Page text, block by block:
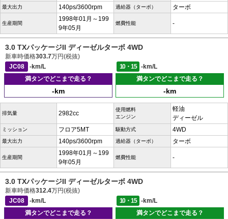
最大出力 140ps/3600rpm 過給器（ターボ） ターボ
生産期間
1998年01月～199
9年05月
燃費性能 -
3.0 TXパッケージII ディーゼルターボ 4WD
新車時価格303.7万円(税抜)
JC08
-km/L 10・15
-km/L
満タンでどこまで走る？
-km
満タンでどこまで走る？
-km
排気量 2982cc
使用燃料
エンジン
軽油
ディーゼル
ミッション フロア5MT 駆動方式 4WD
最大出力 140ps/3600rpm 過給器（ターボ） ターボ
生産期間
1998年01月～199
9年05月
燃費性能 -
3.0 TXパッケージII ディーゼルターボ 4WD
新車時価格312.4万円(税抜)
JC08
-km/L 10・15
-km/L
満タンでどこまで走る？
満タンでどこまで走る？